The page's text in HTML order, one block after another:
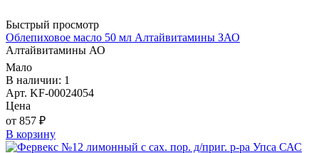
Быстрый просмотр
Облепиховое масло 50 мл Алтайвитамины ЗАО
Алтайвитамины АО
Мало
В наличии: 1
Арт. KF-00024054
Цена
от 857 ₽
В корзину